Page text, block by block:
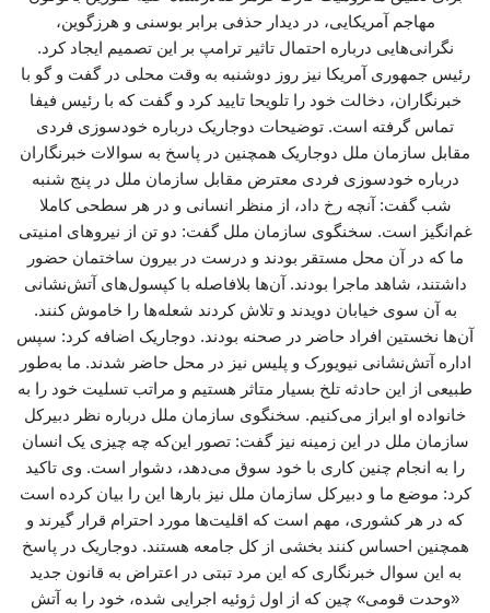
مهاجم آمریکایی، در دیدار حذفی برابر بوسنی و هرزگوین،
نگرانی‌هایی درباره احتمال تاثیر ترامپ بر این تصمیم ایجاد کرد.
رئیس جمهوری آمریکا نیز روز دوشنبه به وقت محلی در گفت و گو با
خبرنگاران، دخالت خود را تلویحا تایید کرد و گفت که با رئیس فیفا
تماس گرفته است. توضیحات دوجاریک درباره خودسوزی فردی
مقابل سازمان ملل دوجاریک همچنین در پاسخ به سوالات خبرنگاران
درباره خودسوزی فردی معترض مقابل سازمان ملل در پنج شنبه
شب گفت: آنچه رخ داد، از منظر انسانی و در هر سطحی کاملا
غم‌انگیز است. سخنگوی سازمان ملل گفت: دو تن از نیروهای امنیتی
ما که در آن محل مستقر بودند و درست در بیرون ساختمان حضور
داشتند، شاهد ماجرا بودند. آن‌ها بلافاصله با کپسول‌های آتش‌نشانی
به آن سوی خیابان دویدند و تلاش کردند شعله‌ها را خاموش کنند.
آن‌ها نخستین افراد حاضر در صحنه بودند. دوجاریک اضافه کرد: سپس
اداره آتش‌نشانی نیویورک و پلیس نیز در محل حاضر شدند. ما به‌طور
طبیعی از این حادثه تلخ بسیار متاثر هستیم و مراتب تسلیت خود را به
خانواده او ابراز می‌کنیم. سخنگوی سازمان ملل درباره نظر دبیرکل
سازمان ملل در این زمینه نیز گفت: تصور این‌که چه چیزی یک انسان
را به انجام چنین کاری با خود سوق می‌دهد، دشوار است. وی تاکید
کرد: موضع ما و دبیرکل سازمان ملل نیز بارها این را بیان کرده است
که در هر کشوری، مهم است که اقلیت‌ها مورد احترام قرار گیرند و
همچنین احساس کنند بخشی از کل جامعه هستند. دوجاریک در پاسخ
به این سوال خبرنگاری که این مرد تبتی در اعتراض به قانون جدید
«وحدت قومی» چین که از اول ژوئیه اجرایی شده، خود را به آتش